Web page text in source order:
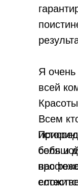
Я
всей
Всем
себя и
вас